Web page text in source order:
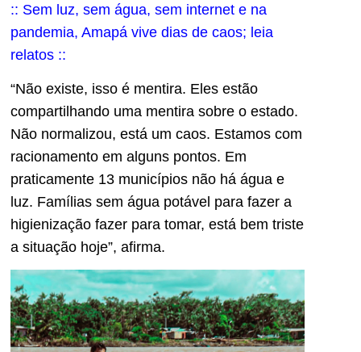
:: Sem luz, sem água, sem internet e na
pandemia, Amapá vive dias de caos; leia
relatos ::
“Não existe, isso é mentira. Eles estão
compartilhando uma mentira sobre o estado.
Não normalizou, está um caos. Estamos com
racionamento em alguns pontos. Em
praticamente 13 municípios não há água e
luz. Famílias sem água potável para fazer a
higienização fazer para tomar, está bem triste
a situação hoje”, afirma.